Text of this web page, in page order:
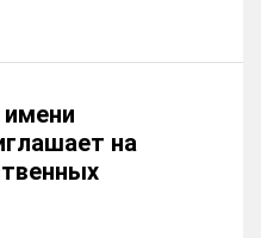
имени
на